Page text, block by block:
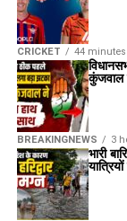
CRICKET 44
BREAKINGNEWS 3
कुंजवाल
भारी